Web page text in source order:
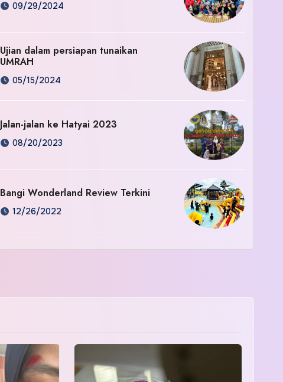
09/29/2024
Ujian dalam persiapan tunaikan
UMRAH
05/15/2024
Jalan-jalan ke Hatyai 2023
08/20/2023
Bangi Wonderland Review Terkini
12/26/2022